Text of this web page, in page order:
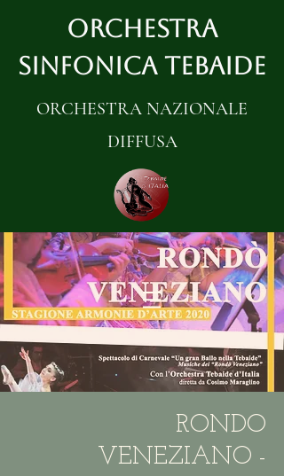
ORCHESTRA
SINFONICA TEBAIDE
ORCHESTRA NAZIONALE
DIFFUSA
RONDO
VENEZIANO -